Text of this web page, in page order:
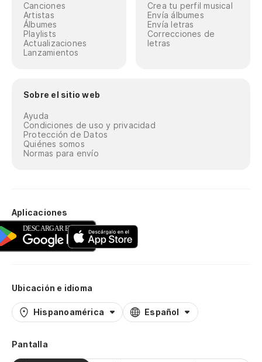
Canciones
Artistas
Álbumes
Playlists
Actualizaciones
Lanzamientos
Crea tu perfil musical
Envía álbumes
Envía letras
Correcciones de
letras
Sobre el sitio web
Ayuda
Condiciones de uso y privacidad
Protección de Datos
Quiénes somos
Normas para envío
Aplicaciones
Ubicación e idioma
Hispanoamérica Español
Pantalla